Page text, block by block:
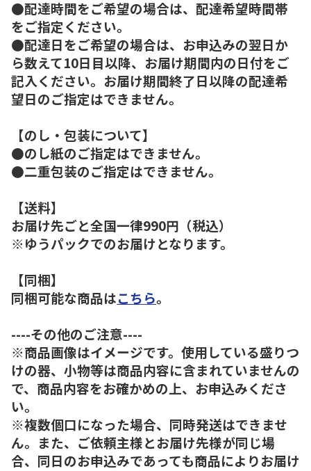
●配達時間をご希望の場合は、配達希望時間帯
をご指定ください。
●配達日をご希望の場合は、お申込みの翌日か
ら数えて10日目以降、お届け期間内の日付をご
記入ください。お届け期間終了日以降の配達希
望日のご指定はできません。
【のし・包装について】
●のし紙のご指定はできません。
●二重包装のご指定はできません。
【送料】
お届け先ごと全国一律990円（税込）
※ゆうパックでのお届けとなります。
【同梱】
同梱可能な商品はこちら。
----その他のご注意----
※商品画像はイメージです。使用している盛りつ
けの器、小物等は商品内容に含まれていませんの
で、商品内容をお確かめの上、お申込みくださ
い。
※複数個口になった場合、同時発送はできませ
ん。また、ご依頼主様とお届け先様が同じ場
合、同日のお申込みであっても商品によりお届け